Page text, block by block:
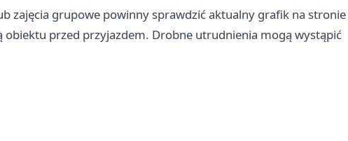
zajęcia grupowe powinny sprawdzić aktualny grafik na stronie
obiektu przed przyjazdem. Drobne utrudnienia mogą wystąpić